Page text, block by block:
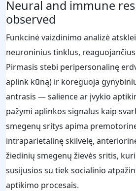
Neural and immune
observed
Funkcinė vaizdinimo analizė
neuroninius tinklus,
Pirmasis stebi peripersonalinę
aplink kūną) ir koreguoja
antrasis — salience ar įvykio
pažymi aplinkos signalus kaip
smegenų sritys apima
intraparietalinę skilvelę,
žiedinių smegenų žievės sritis,
susijusios su tiek socialinio
aptikimo procesais.